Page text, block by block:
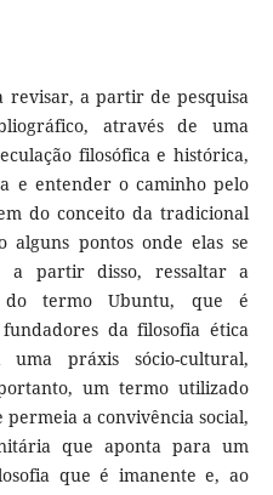
revisar, a partir de pesquisa
através de uma
filosófica e histórica,
e entender o caminho pelo
do conceito da tradicional
alguns pontos onde elas se
a partir disso, ressaltar a
termo Ubuntu, que é
da filosofia ética
práxis sócio-cultural,
um termo utilizado
a convivência social,
que aponta para um
que é imanente e, ao